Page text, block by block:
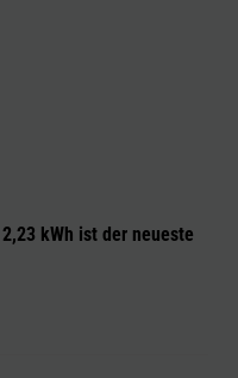
kWh ist der neueste